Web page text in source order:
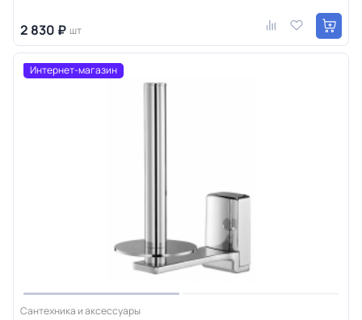
2 830 ₽ шт
Интернет-магазин
Сантехника и аксессуары